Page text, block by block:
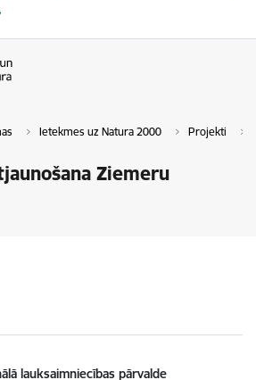
Ietekmes uz Natura 2000 Projekti
Ziemeru
lauksaimniecības pārvalde